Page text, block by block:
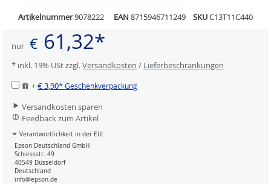
Artikelnummer9078222 EAN 8715946711249 SKUC13T11C440
nur € 61,32*
* inkl. 19% USt zzgl.Versandkosten / Lieferbeschränkungen
+€ 3,90*Geschenkverpackung
Versandkosten sparen
Feedback zum Artikel
Verantwortlichkeit in der EU:
Epson Deutschland GmbH
Schiessstr. 49
40549 Düsseldorf
Deutschland
info@epson.de